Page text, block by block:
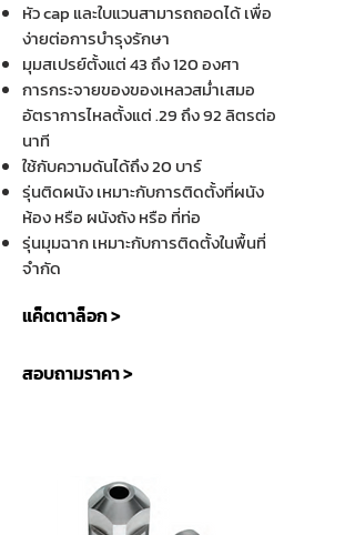
หัว cap และใบแวนสามารถถอดได้ เพื่อ
ง่ายต่อการบำรุงรักษา
มุมสเปรย์ตั้งแต่ 43 ถึง 120 องศา
การกระจายของของเหลวสม่ำเสมอ
อัตราการไหลตั้งแต่ .29 ถึง 92 ลิตรต่อ
นาที
ใช้กับความดันได้ถึง 20 บาร์
รุ่นติดผนัง เหมาะกับการติดตั้งที่ผนัง
ห้อง หรือ ผนังถัง หรือ ที่ท่อ
รุ่นมุมฉาก เหมาะกับการติดตั้งในพื้นที่
จำกัด
แค็ตตาล็อก >
สอบถามราคา >